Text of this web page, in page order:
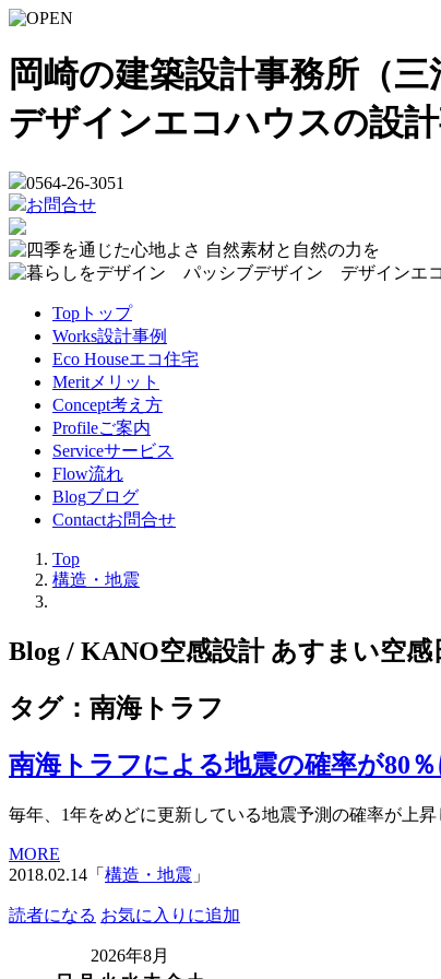
岡崎の建築設計事務所（
デザインエコハウスの設
0564-26-3051
お問合せ
Top トップ
Works設計事例
Eco Houseエコ住宅
Merit メリット
Concept考え方
Profileご案内
Serviceサービス
Flow流れ
Blogブログ
Contactお問合せ
Top
構造・地震
Blog / KANO空感設計 あすまい空感
タグ：南海トラフ
南海トラフによる地震の確率が80
毎年、1年をめどに更新している地震予測の確率が上
MORE
2018.02.14「 構造・地震 」
読者になる お気に入りに追加
2026年8月